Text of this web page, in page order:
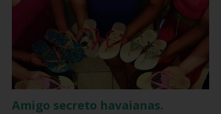
Amigo secreto havaianas.